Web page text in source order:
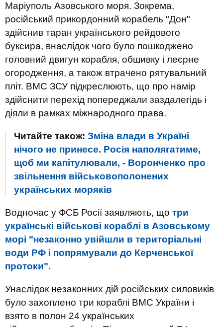
Маріуполь Азовського моря. Зокрема,
російський прикордонний корабель "Дон"
здійснив таран українського рейдового
буксира, внаслідок чого було пошкоджено
головний двигун корабля, обшивку і леєрне
огородження, а також втрачено рятувальний
пліт. ВМС ЗСУ підкреслюють, що про намір
здійснити перехід попереджали заздалегідь і
діяли в рамках міжнародного права.
Читайте також: Зміна влади в Україні
нічого не принесе. Росія наполягатиме,
щоб ми капітулювали, - Воронченко про
звільнення військовополонених
українських моряків
Водночас у ФСБ Росії заявляють, що три
українські військові кораблі в Азовському
морі "незаконно увійшли в територіальні
води РФ і попрямували до Керченської
протоки".
Унаслідок незаконних дій російських силовиків
було захоплено три кораблі ВМС України і
взято в полон 24 українських